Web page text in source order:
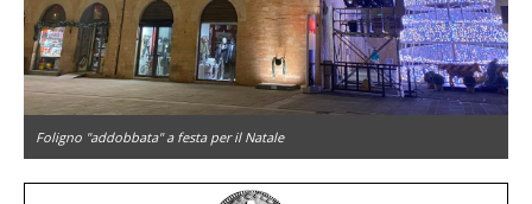
Foligno "addobbata" a festa per il Natale